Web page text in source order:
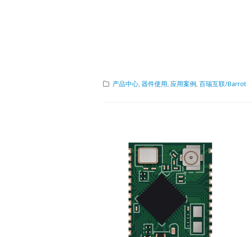
产品中心,器件使用,应用案例,百瑞互联/Barrot